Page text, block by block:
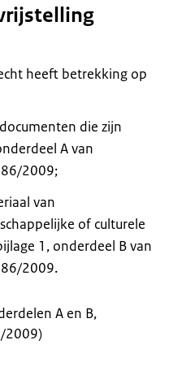
heeft betrekking op
die zijn
A van
2009;
van
of culturele
1, onderdeel B van
2009.
A en B,
2009)